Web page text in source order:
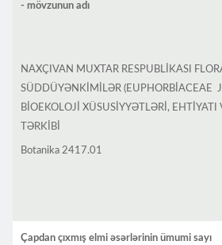
- mövzunun adı
NAXÇIVAN MUXTAR RESPUBLİKASI
SÜDDÜYƏNKİMİLƏR (EUPHORBİACEAE
BİOEKOLOJİ XÜSUSİYYƏTLƏRİ,
TƏRKİBİ
Botanika 2417.01
Çapdan çıxmış elmi əsərlərinin ümumi sayı